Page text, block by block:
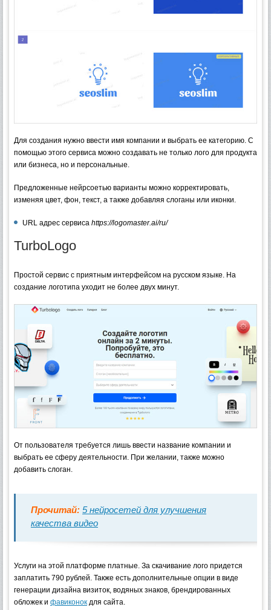
Для создания нужно ввести имя компании и выбрать ее категорию. С
помощью этого сервиса можно создавать не только лого для продукта
или бизнеса, но и персональные.
Предложенные нейрсоетью варианты можно корректировать,
изменяя цвет, фон, текст, а также добавляя слоганы или иконки.
URL адрес сервиса https://logomaster.ai/ru/
TurboLogo
Простой сервис с приятным интерфейсом на русском языке. На
создание логотипа уходит не более двух минут.
От пользователя требуется лишь ввести название компании и
выбрать ее сферу деятельности. При желании, также можно
добавить слоган.
Прочитай: 5 нейросетей для улучшения
качества видео
Услуги на этой платформе платные. За скачивание лого придется
заплатить 790 рублей. Также есть дополнительные опции в виде
генерации дизайна визиток, водяных знаков, брендированных
обложек и фавиконок для сайта.